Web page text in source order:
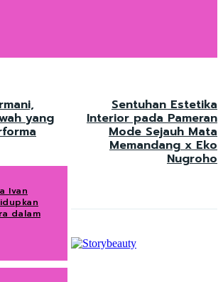
yang
Sentuhan Estetika
Interior pada Pameran
Mode Sejauh Mata
Memandang x Eko
Nugroho
Ivan
dalam